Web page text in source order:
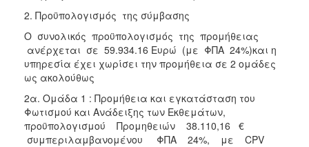
ΤΟΠΟΣ
ΠΟΛΙΤΙΣΜΟΣ
ΑΝΘΕΚΤΙΚΗ
ΠΟΛΗ
2. Προϋπολογισμός της σύμβασης
Ο συνολικός προϋπολογισμός της προμήθειας
ανέρχεται σε 59.934.16 Ευρώ (με ΦΠΑ 24%)και η
υπηρεσία έχει χωρίσει την προμήθεια σε 2 ομάδες
ως ακολούθως
2α. Ομάδα 1 : Προμήθεια και εγκατάσταση του
Φωτισμού και Ανάδειξης των Εκθεμάτων,
προϋπολογισμού Προμηθειών 38.110,16 €
συμπεριλαμβανομένου ΦΠΑ 24%, με CPV